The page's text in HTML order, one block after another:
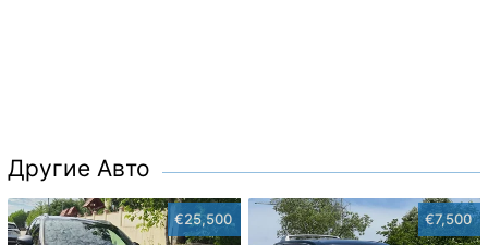
Другие Авто
€25,500 €7,500